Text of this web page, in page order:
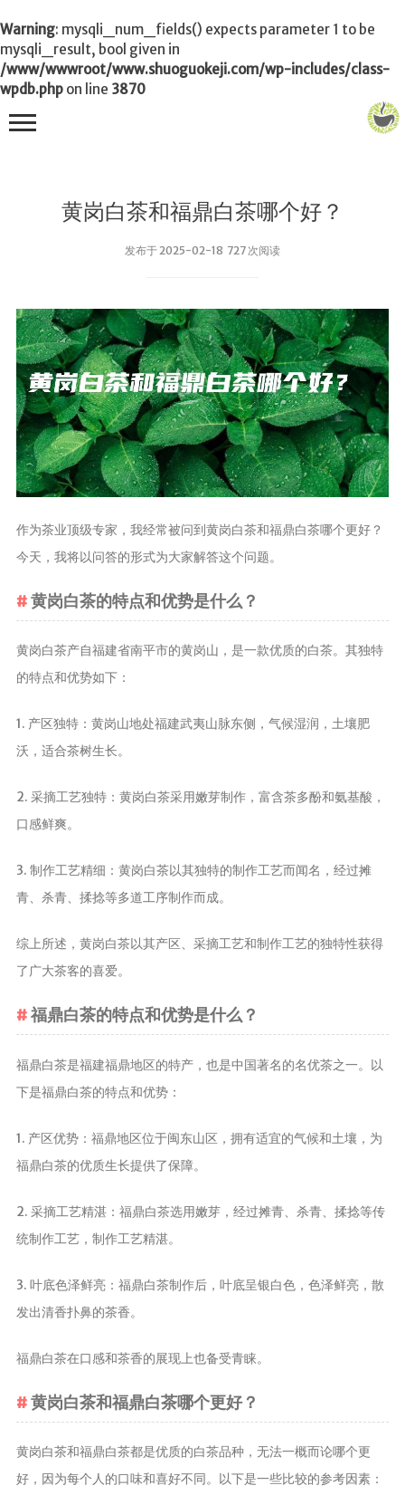
Warning: mysqli_num_fields() expects parameter 1 to be
mysqli_result, bool given in
/www/wwwroot/www.shuoguokeji.com/wp-includes/class-
wpdb.php on line 3870
黄岗白茶和福鼎白茶哪个好？
发布于 2025-02-18 727 次阅读
作为茶业顶级专家，我经常被问到黄岗白茶和福鼎白茶哪个更好？
今天，我将以问答的形式为大家解答这个问题。
黄岗白茶的特点和优势是什么？
黄岗白茶产自福建省南平市的黄岗山，是一款优质的白茶。其独特
的特点和优势如下：
1. 产区独特：黄岗山地处福建武夷山脉东侧，气候湿润，土壤肥
沃，适合茶树生长。
2. 采摘工艺独特：黄岗白茶采用嫩芽制作，富含茶多酚和氨基酸，
口感鲜爽。
3. 制作工艺精细：黄岗白茶以其独特的制作工艺而闻名，经过摊
青、杀青、揉捻等多道工序制作而成。
综上所述，黄岗白茶以其产区、采摘工艺和制作工艺的独特性获得
了广大茶客的喜爱。
福鼎白茶的特点和优势是什么？
福鼎白茶是福建福鼎地区的特产，也是中国著名的名优茶之一。以
下是福鼎白茶的特点和优势：
1. 产区优势：福鼎地区位于闽东山区，拥有适宜的气候和土壤，为
福鼎白茶的优质生长提供了保障。
2. 采摘工艺精湛：福鼎白茶选用嫩芽，经过摊青、杀青、揉捻等传
统制作工艺，制作工艺精湛。
3. 叶底色泽鲜亮：福鼎白茶制作后，叶底呈银白色，色泽鲜亮，散
发出清香扑鼻的茶香。
福鼎白茶在口感和茶香的展现上也备受青睐。
黄岗白茶和福鼎白茶哪个更好？
黄岗白茶和福鼎白茶都是优质的白茶品种，无法一概而论哪个更
好，因为每个人的口味和喜好不同。以下是一些比较的参考因素：
首页
品茶
泡茶
茶品
饮茶技巧
茶叶品种和
类别
花茶
茶叶生产和
制作
擂茶
茶叶饮品
茶叶配送
茶叶健康价
值和功效
减肥茶
功能茶
茶文化
茶叶历史
茶叶收藏
茶叶鉴赏
茶艺
茶具
态
健康养生
中药养生
治疗脱发